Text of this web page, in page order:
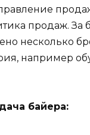
продаж. За
несколько
например
байера: